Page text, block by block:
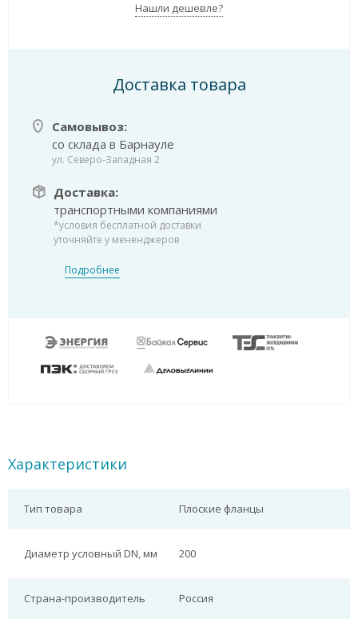
Нашли дешевле?
Доставка товара
Самовывоз:
со склада в Барнауле
ул. Северо-Западная 2
Доставка:
транспортными компаниями
*условия бесплатной доставки
уточняйте у мененджеров
Подробнее
Характеристики
Тип товара Плоские фланцы
Диаметр условный DN, мм 200
Страна-производитель Россия